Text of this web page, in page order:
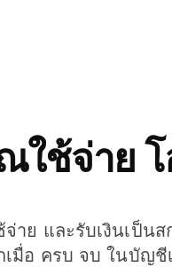
ใช้จ่าย โ
าย และรับเงินเป็น
เมื่อ ครบ จบ ในบัญชี